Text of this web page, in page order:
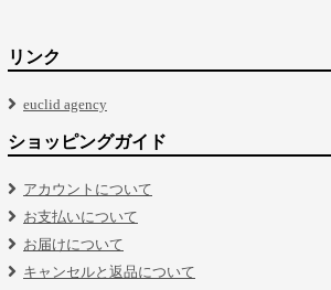
リンク
euclid agency
ショッピングガイド
アカウントについて
お支払いについて
お届けについて
キャンセルと返品について